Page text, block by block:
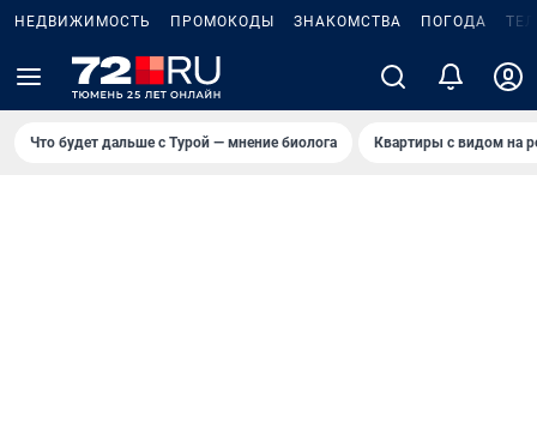
НЕДВИЖИМОСТЬ ПРОМОКОДЫ ЗНАКОМСТВА ПОГОДА
Что будет дальше с Турой — мнение биолога Квартиры с видом на